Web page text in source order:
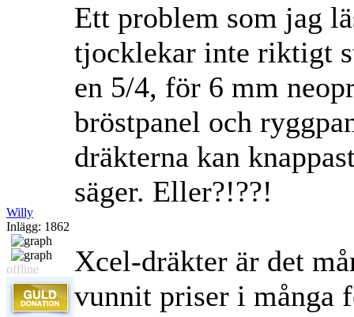
Willy
Inlägg: 1862
offline
Ett problem som jag
tjocklekar inte riktigt
en 5/4, för 6 mm
bröstpanel och
dräkterna kan
säger. Eller?!??!
Xcel-dräkter är det
vunnit priser i många